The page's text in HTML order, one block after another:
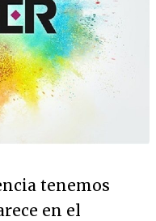
tenemos
en el